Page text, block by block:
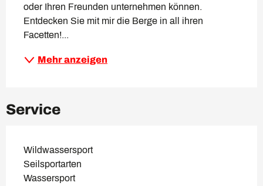
oder Ihren Freunden unternehmen können.
Entdecken Sie mit mir die Berge in all ihren
Facetten!...
Mehr anzeigen
Service
Wildwassersport
Seilsportarten
Wassersport